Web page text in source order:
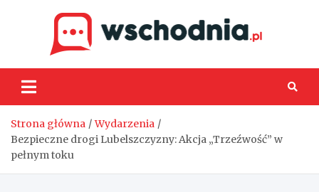
Strona główna
Wydarzenia
Bezpieczne drogi Lubelszczyzny: Akcja „Trzeźwość” w
pełnym toku